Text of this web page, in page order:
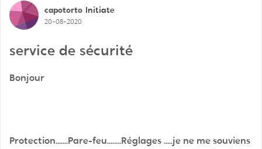
Discussion de forum
capotorto Initiate
20-08-2020
service de sécurité
Bonjour
Protection.......Pare-feu........Réglages .....je ne me souviens